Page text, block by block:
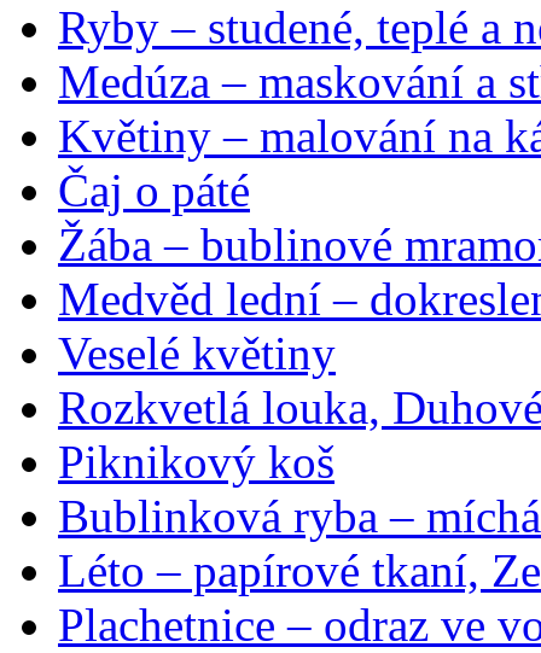
Ryby – studené, teplé a
Medúza – maskování a
Květiny – malování na
Čaj o páté
Žába – bublinové
Medvěd lední –
Veselé květiny
Rozkvetlá louka,
Piknikový koš
Bublinková ryba –
Léto – papírové tkaní,
Plachetnice – odraz ve